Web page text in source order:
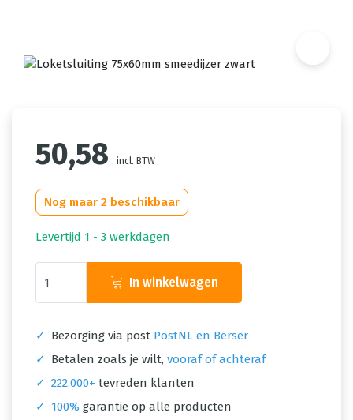
50,58 incl. BTW
Nog maar 2 beschikbaar
Levertijd 1 - 3 werkdagen
In winkelwagen
✓ Bezorging via post PostNL en Berser
✓
Betalen zoals je wilt, vooraf of achteraf
✓ 222.000+ tevreden klanten
✓
100% garantie op alle producten